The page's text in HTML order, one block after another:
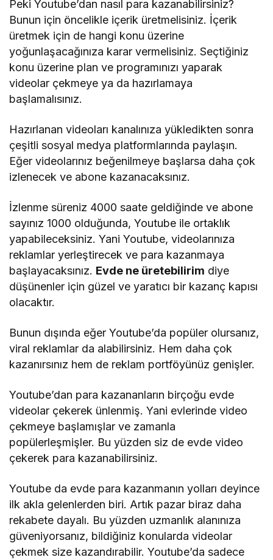
Peki Youtube’dan nasıl para kazanabilirsiniz?
Bunun için öncelikle içerik üretmelisiniz. İçerik
üretmek için de hangi konu üzerine
yoğunlaşacağınıza karar vermelisiniz. Seçtiğiniz
konu üzerine plan ve programınızı yaparak
videolar çekmeye ya da hazırlamaya
başlamalısınız.
Hazırlanan videoları kanalınıza yükledikten sonra
çeşitli sosyal medya platformlarında paylaşın.
Eğer videolarınız beğenilmeye başlarsa daha çok
izlenecek ve abone kazanacaksınız.
İzlenme süreniz 4000 saate geldiğinde ve abone
sayınız 1000 olduğunda, Youtube ile ortaklık
yapabileceksiniz. Yani Youtube, videolarınıza
reklamlar yerleştirecek ve para kazanmaya
başlayacaksınız. Evde ne üretebilirim diye
düşünenler için güzel ve yaratıcı bir kazanç kapısı
olacaktır.
Bunun dışında eğer Youtube’da popüler olursanız,
viral reklamlar da alabilirsiniz. Hem daha çok
kazanırsınız hem de reklam portföyünüz genişler.
Youtube’dan para kazananların birçoğu evde
videolar çekerek ünlenmiş. Yani evlerinde video
çekmeye başlamışlar ve zamanla
popülerleşmişler. Bu yüzden siz de evde video
çekerek para kazanabilirsiniz.
Youtube da evde para kazanmanın yolları deyince
ilk akla gelenlerden biri. Artık pazar biraz daha
rekabete dayalı. Bu yüzden uzmanlık alanınıza
güveniyorsanız, bildiğiniz konularda videolar
çekmek size kazandırabilir. Youtube’da sadece